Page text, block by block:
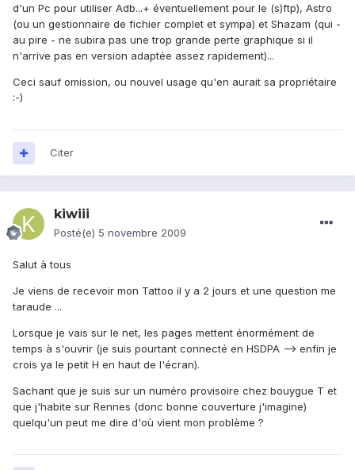
d'un Pc pour utiliser Adb...+ éventuellement pour le (s)ftp), Astro
(ou un gestionnaire de fichier complet et sympa) et Shazam (qui -
au pire - ne subira pas une trop grande perte graphique si il
n'arrive pas en version adaptée assez rapidement)...
Ceci sauf omission, ou nouvel usage qu'en aurait sa propriétaire
:-)
Citer
kiwiii
Posté(e) 5 novembre 2009
Salut à tous
Je viens de recevoir mon Tattoo il y a 2 jours et une question me
taraude ...
Lorsque je vais sur le net, les pages mettent énormément de
temps à s'ouvrir (je suis pourtant connecté en HSDPA --> enfin je
crois ya le petit H en haut de l'écran).
Sachant que je suis sur un numéro provisoire chez bouygue T et
que j'habite sur Rennes (donc bonne couverture j'imagine)
quelqu'un peut me dire d'où vient mon problème ?